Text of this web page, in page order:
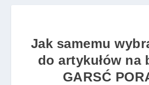
Jak samemu
do artykułów na
GARSĆ